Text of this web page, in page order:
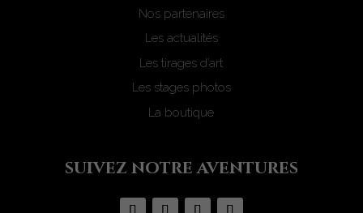
Nos partenaires
Les actualités
Les tirages d’art
Les stages photos
La boutique
suivez notre aventures